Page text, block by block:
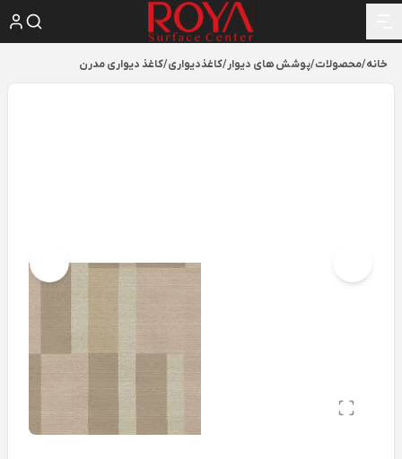
خانه/محصولات/پوشش های دیوار/کاغذدیواری/کاغذ دیواری مدرن